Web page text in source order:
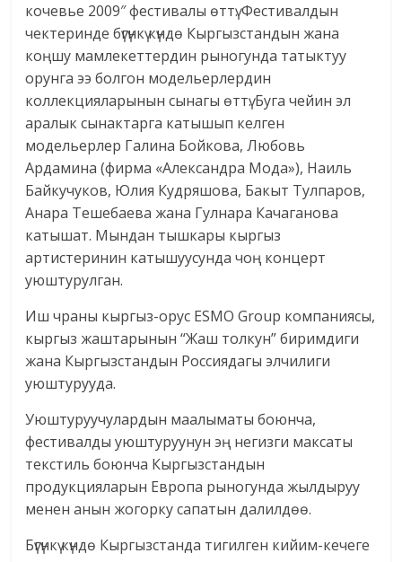
кочевье 2009″ фестивалы өттү. Фестивалдын
чектеринде бүгүнкү күндө Кыргызстандын жана
коңшу мамлекеттердин рыногунда татыктуу
орунга ээ болгон модельерлердин
коллекцияларынын сынагы өттү. Буга чейин эл
аралык сынактарга катышып келген
модельерлер Галина Бойкова, Любовь
Ардамина (фирма «Александра Мода»), Наиль
Байкучуков, Юлия Кудряшова, Бакыт Тулпаров,
Анара Тешебаева жана Гулнара Качаганова
катышат. Мындан тышкары кыргыз
артистеринин катышуусунда чоң концерт
уюштурулган.
Иш чраны кыргыз-орус ESMO Group компаниясы,
кыргыз жаштарынын “Жаш толкун” биримдиги
жана Кыргызстандын Россиядагы элчилиги
уюштурууда.
Уюштуруучулардын маалыматы боюнча,
фестивалды уюштуруунун эң негизги максаты
текстиль боюнча Кыргызстандын
продукцияларын Европа рыногунда жылдыруу
менен анын жогорку сапатын далилдөө.
Бүгүнкү күндө Кыргызстанда тигилген кийим-кечеге